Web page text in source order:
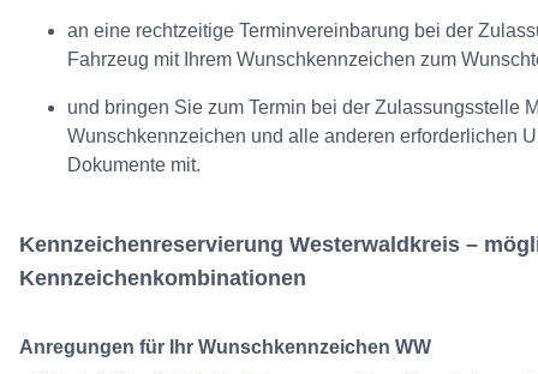
an eine rechtzeitige Terminvereinbarung bei der
Fahrzeug mit Ihrem Wunschkennzeichen zum
und bringen Sie zum Termin bei der Zulassungsstelle
Wunschkennzeichen und alle anderen erforderlichen
Dokumente mit.
Kennzeichenreservierung Westerwaldkreis –
Kennzeichenkombinationen
Anregungen für Ihr Wunschkennzeichen WW